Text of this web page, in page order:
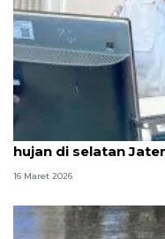
BMKG imbau
hujan di selatan
16 Maret 2026